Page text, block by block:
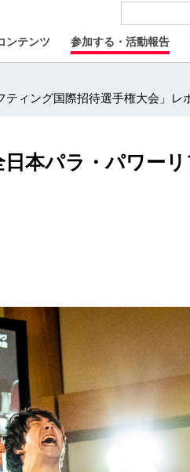
ンテンツ 参加する・活動報告
ィング国際招待選手権大会」レ
本パラ・パワー